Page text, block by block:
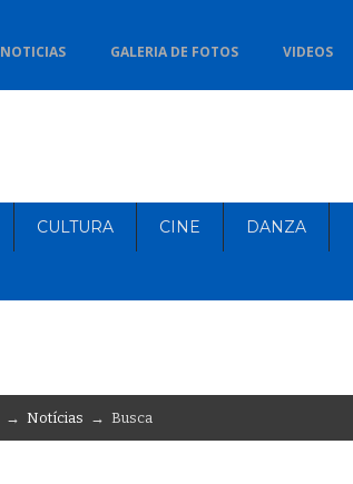
NOTICIAS GALERIA DE FOTOS VIDEOS
CULTURA CINE DANZA
→ Notícias → Busca